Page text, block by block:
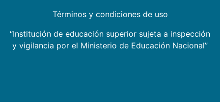
Términos y condiciones de uso
“Institución de educación superior sujeta a inspección
y vigilancia por el Ministerio de Educación Nacional”